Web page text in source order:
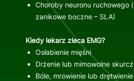
Choroby neuronu ruchowego
zanikowe boczne – SLA)
Kiedy lekarz zleca EMG?
Osłabienie mięśni
Drżenie lub mimowolne
Bóle, mrowienie lub